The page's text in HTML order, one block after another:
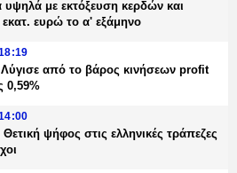
υψηλά με εκτόξευση κερδών και
εκατ. ευρώ το α' εξάμηνο
Λύγισε από το βάρος κινήσεων profit
0,59%
ψήφος στις ελληνικές τράπεζες